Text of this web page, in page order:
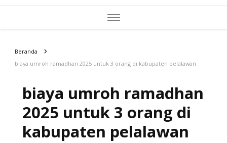
Beranda
biaya umroh ramadhan 2025 untuk 3 orang di kabupaten pelalawan
biaya umroh ramadhan
2025 untuk 3 orang di
kabupaten pelalawan